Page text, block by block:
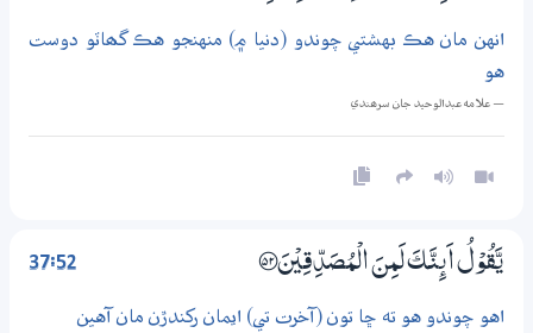
انهن مان هڪ بهشتي چوندو (دنيا ۾) منهنجو هڪ گھاٽو دوست
هو
— علامه عبدالوحيد جان سرھندي
37:52 يَّقُوْلُ اَىِٕنَّكَ لَمِنَ الْمُصَدِّقِيْنَ ؀52
اهو چوندو هو ته ڇا تون (آخرت تي) ايمان رکندڙن مان آهين